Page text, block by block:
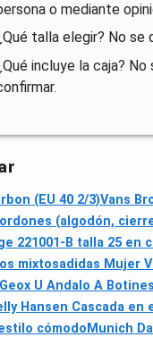
o mediante
talla elegir? No se
incluye la caja?
(EU 40 2/3)Vans
(algodón,
221001-B talla 25 en
mixtosadidas Mujer
Geox U Andalo A
Hansen Cascada en
cómodo Munich